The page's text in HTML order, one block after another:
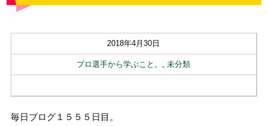
2018年4月30日
プロ選手から学ぶこと。 ,未分類
毎日ブログ１５５５日目。